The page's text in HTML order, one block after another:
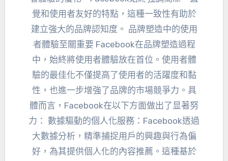
覺和使用者友好的特點，這種一致性有助於
建立強大的品牌認知度。 品牌塑造中的使用
者體驗至關重要 Facebook在品牌塑造過程
中，始終將使用者體驗放在首位。使用者體
驗的最佳化不僅提高了使用者的活躍度和黏
性，也進一步增強了品牌的市場競爭力。具
體而言，Facebook在以下方面做出了显著努
力： 數據驅動的個人化服務：Facebook透過
大數據分析，精準捕捉用戶的興趣與行為偏
好，為其提供個人化的內容推薦。這種基於